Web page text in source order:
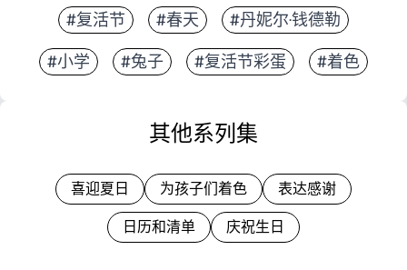
#复活节 #春天 #丹妮尔·钱德勒
#小学 #兔子 #复活节彩蛋 #着色
其他系列集
喜迎夏日 为孩子们着色 表达感谢
日历和清单 庆祝生日